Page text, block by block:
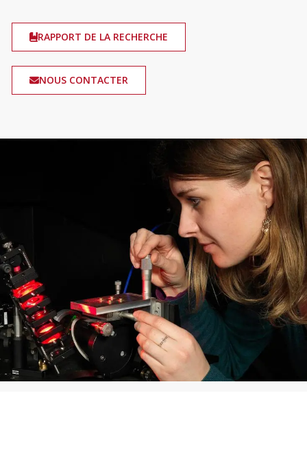
RAPPORT DE LA RECHERCHE
NOUS CONTACTER